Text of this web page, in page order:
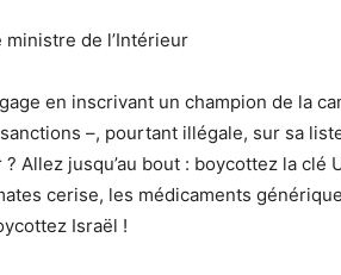
de l’Intérieur
en inscrivant un champion de la
–, pourtant illégale, sur sa
Allez jusqu’au bout : boycottez la clé
cerise, les médicaments
Israël !